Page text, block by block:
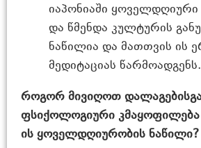
იაპონიაში
და წმენდა კულტურის
ნაწილია და მათთვის ის
მედიტაციას წარმოადგენს.
როგორ მივიღოთ
ფსიქოლოგიური
ის ყოველდღიურობის ნაწილი?